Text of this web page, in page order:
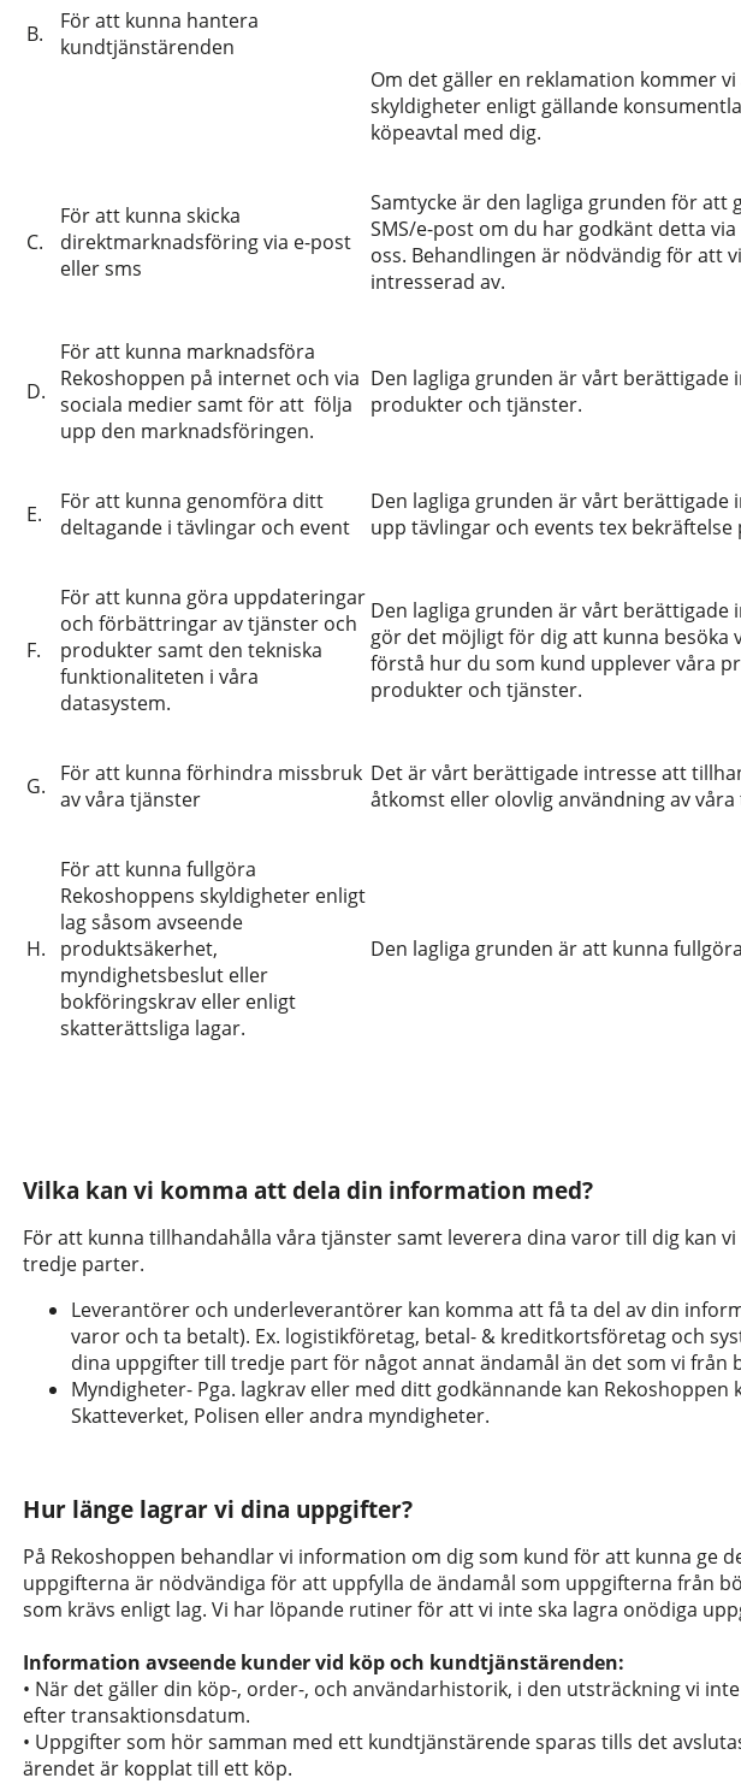
B.
För att kunna hantera
kundtjänstärenden
Om det gäller en reklamation kommer
skyldigheter enligt gällande
köpeavtal med dig.
C.
För att kunna skicka
direktmarknadsföring via e-post
eller sms
Samtycke är den lagliga grunden för att
SMS/e-post om du har godkänt detta
oss. Behandlingen är nödvändig för att
intresserad av.
D.
För att kunna marknadsföra
Rekoshoppen på internet och via
sociala medier samt för att följa
upp den marknadsföringen.
Den lagliga grunden är vårt berättigade
produkter och tjänster.
E.
För att kunna genomföra ditt
deltagande i tävlingar och event
Den lagliga grunden är vårt
upp tävlingar och events tex
F.
För att kunna göra uppdateringar
och förbättringar av tjänster och
produkter samt den tekniska
funktionaliteten i våra
datasystem.
Den lagliga grunden är vårt
gör det möjligt för dig att kunna besöka
förstå hur du som kund upplever våra
produkter och tjänster.
G.
För att kunna förhindra missbruk
av våra tjänster
Det är vårt berättigade intresse att
åtkomst eller olovlig användning av
H.
För att kunna fullgöra
Rekoshoppens skyldigheter enligt
lag såsom avseende
produktsäkerhet,
myndighetsbeslut eller
bokföringskrav eller enligt
skatterättsliga lagar.
Den lagliga grunden är att kunna
Vilka kan vi komma att dela din information med?
För att kunna tillhandahålla våra tjänster samt leverera dina varor till dig kan
tredje parter.
Leverantörer och underleverantörer kan komma att få ta del av din
varor och ta betalt). Ex. logistikföretag, betal- & kreditkortsföretag och
dina uppgifter till tredje part för något annat ändamål än det som vi från
Myndigheter- Pga. lagkrav eller med ditt godkännande kan
Skatteverket, Polisen eller andra myndigheter.
Hur länge lagrar vi dina uppgifter?
På Rekoshoppen behandlar vi information om dig som kund för att kunna ge
uppgifterna är nödvändiga för att uppfylla de ändamål som uppgifterna från
som krävs enligt lag. Vi har löpande rutiner för att vi inte ska lagra onödiga
Information avseende kunder vid köp och kundtjänstärenden:
• När det gäller din köp-, order-, och användarhistorik, i den utsträckning vi
efter transaktionsdatum.
• Uppgifter som hör samman med ett kundtjänstärende sparas tills det
ärendet är kopplat till ett köp.